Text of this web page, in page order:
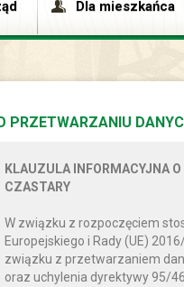
Dla mieszkańca
zwierząt
PRZETWARZANIU
KLAUZULA INFORMACYJNA
CZASTARY
W związku z rozpoczęciem
Europejskiego i Rady (UE)
związku z przetwarzaniem
oraz uchylenia dyrektywy 95/